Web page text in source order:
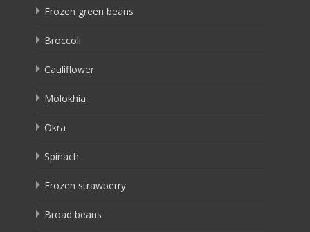
Frozen green beans
Broccoli
Cauliflower
Molokhia
Okra
Spinach
Frozen strawberry
Broad beans